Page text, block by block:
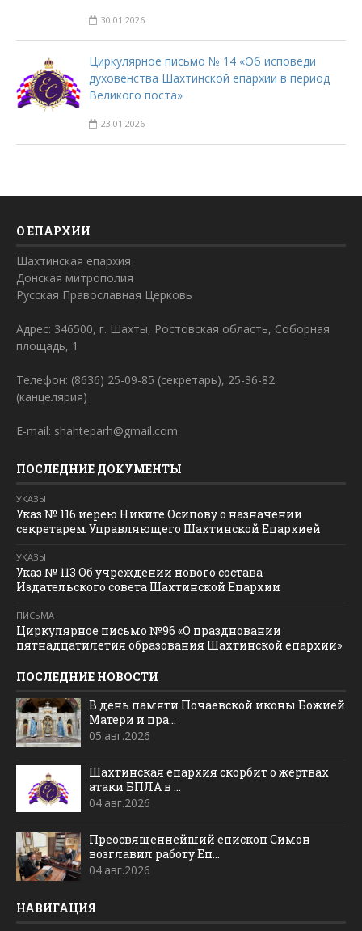
30.01.2026
Циркулярное письмо № 14 «Об исповеди
духовенства Шахтинской епархии в период
Великого поста»
23.01.2026
О ЕПАРХИИ
Шахтинская епархия
Донская митрополия
Русская Православная Церковь
Адрес: 346500, г. Шахты, Ростовская область, Соборная
площадь, 1
Телефон: (8636) 25-09-85 (секретарь), 25-36-82
(канцелярия)
E-mail: shahteparh@gmail.com
ПОСЛЕДНИЕ ДОКУМЕНТЫ
УКАЗЫ
Указ № 116 иерею Никите Осипову о назначении
секретарем Управляющего Шахтинской Епархией
УКАЗЫ
Указ № 113 Об учреждении нового состава
Издательского совета Шахтинской Епархии
ПИСЬМА
Циркулярное письмо №96 «О праздновании
пятнадцатилетия образования Шахтинской епархии»
ПОСЛЕДНИЕ НОВОСТИ
В день памяти Почаевской иконы Божией
Матери и пра...
05.авг.2026
Шахтинская епархия скорбит о жертвах
атаки БПЛА в ...
04.авг.2026
Преосвященнейший епископ Симон
возглавил работу Еп...
04.авг.2026
НАВИГАЦИЯ